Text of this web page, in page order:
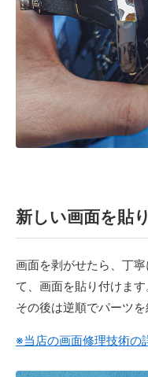
新しい画面を貼
画面を剥がせたら、丁
て、画面を貼り付けます
その後は逆順でパーツ
※当店の画面修理技術の